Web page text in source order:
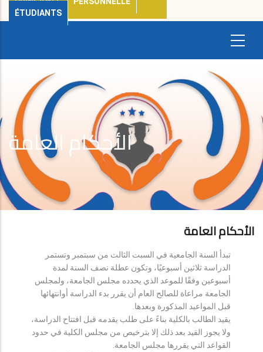
ÉTUDIANTS
الأحكام العامة
الأحكام العامة
تبدأ السنة الجامعية في السبت الثالث من سبتمبر وتستمر
الدراسة ثلاثين أسبوعيًا، وتكون عطلة نصف السنة لمدة
أسبوعين وفقًا للموعد الذي يحدده مجلس الجامعة، ولمجلس
الجامعة مراعاة للصالح العام أن يقرر بدء الدراسة أوانتهائها
قبل المواعيد المذكورة وبعدها.
يقيد الطالب بالكلية بناءً على طلب يقدمه قبل افتتاح الدراسة،
ولا يجوز القيد بعد ذلك إلا بترخيص من مجلس الكلية في حدود
القواعد التي يقررها مجلس الجامعة.